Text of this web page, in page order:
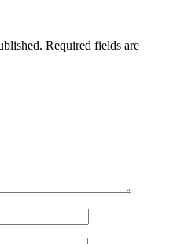
Required fields are